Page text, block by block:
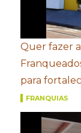
Quer fazer
para
FRANQUIAS